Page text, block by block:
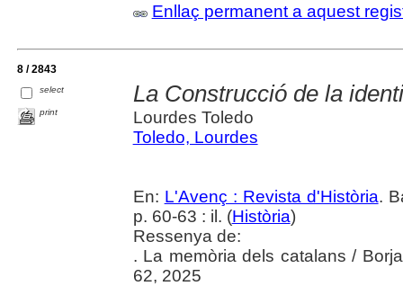
Enllaç permanent a aquest
8 / 2843
select
print
La Construcció de la
Lourdes Toledo
Toledo, Lourdes
En: L'Avenç : Revista d'Història.
p. 60-63 : il. (Història)
Ressenya de:
. La memòria dels catalans /
62, 2025